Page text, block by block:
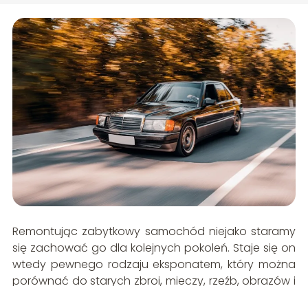
Remontując zabytkowy samochód niejako staramy
się zachować go dla kolejnych pokoleń. Staje się on
wtedy pewnego rodzaju eksponatem, który można
porównać do starych zbroi, mieczy, rzeźb, obrazów i